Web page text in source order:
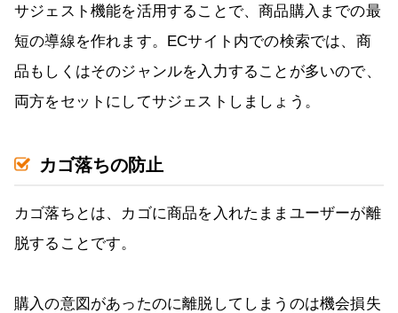
サジェスト機能を活用することで、商品購入までの最
短の導線を作れます。ECサイト内での検索では、商
品もしくはそのジャンルを入力することが多いので、
両方をセットにしてサジェストしましょう。
カゴ落ちの防止
カゴ落ちとは、カゴに商品を入れたままユーザーが離
脱することです。
購入の意図があったのに離脱してしまうのは機会損失